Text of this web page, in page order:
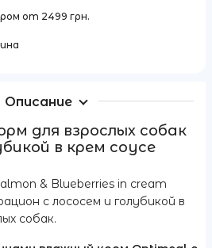
от 2499 грн.
Описание
для взрослых собак
в крем соусе
& Blueberries in cream
с лососем и голубикой в
собак.